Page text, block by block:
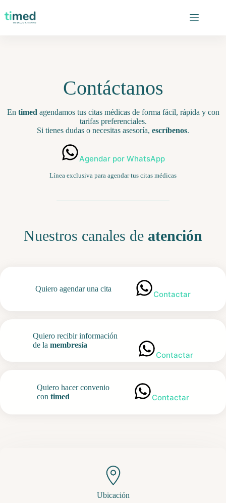
al
contenido
Contáctanos
En timed agendamos tus citas médicas de forma fácil, rápida y con
tarifas preferenciales.
Si tienes dudas o necesitas asesoría, escríbenos.
Agendar por WhatsApp
Línea exclusiva para agendar tus citas médicas
Nuestros canales de atención
Quiero agendar una cita
Contactar
Quiero recibir información
de la membresía
Contactar
Quiero hacer convenio
con timed Contactar
Ubicación